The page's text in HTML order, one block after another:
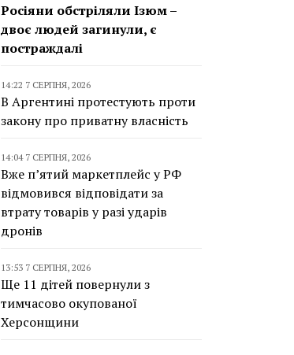
Росіяни обстріляли Ізюм –
двоє людей загинули, є
постраждалі
14:22 7 СЕРПНЯ, 2026
В Аргентині протестують проти
закону про приватну власність
14:04 7 СЕРПНЯ, 2026
Вже п’ятий маркетплейс у РФ
відмовився відповідати за
втрату товарів у разі ударів
дронів
13:53 7 СЕРПНЯ, 2026
Ще 11 дітей повернули з
тимчасово окупованої
Херсонщини